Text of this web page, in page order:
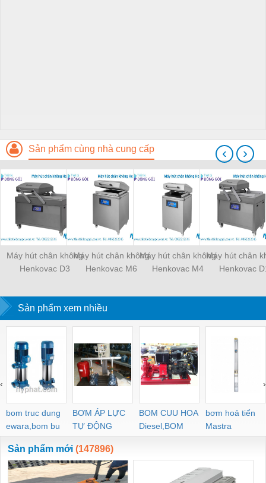
Sản phẩm cùng nhà cung cấp
Máy hút chân không
Henkovac D3
Máy hút chân không
Henkovac M6
Máy hút chân không
Henkovac M4
Máy hút chân
Henkovac
‹ ›
Sản phẩm xem nhiều
bom truc dung
ewara,bom bu
ewara
BƠM ÁP LỰC
TỰ ĐỘNG
BOM CUU HOA
Diesel,BOM
CHUA CHAY
bơm hoả tiển
Mastra
‹ ›
Sản phẩm mới (147896)